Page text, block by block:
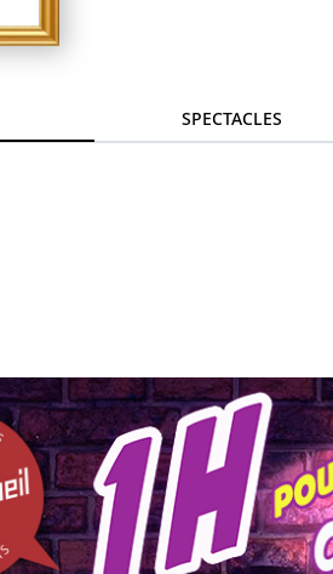
SPECTACLES